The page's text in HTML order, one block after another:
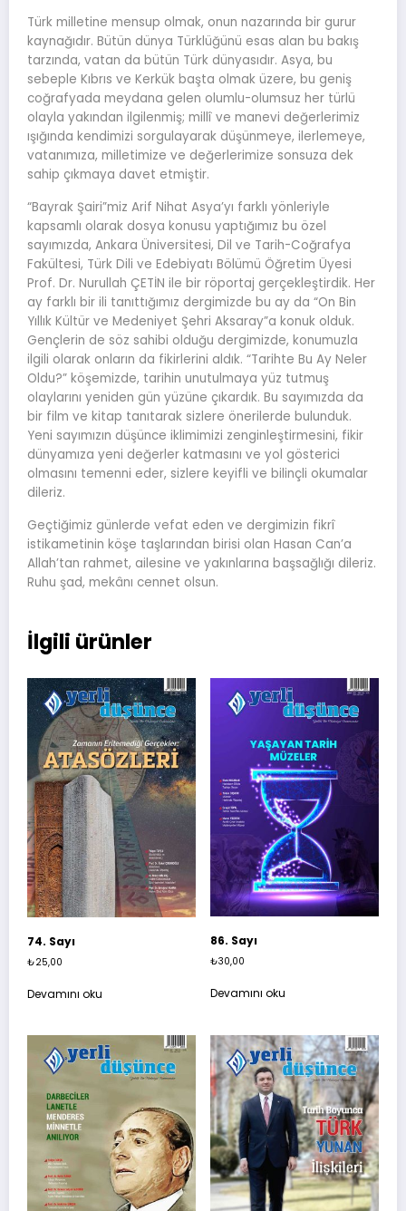
Türk milletine mensup olmak, onun nazarında bir gurur
kaynağıdır. Bütün dünya Türklüğünü esas alan bu bakış
tarzında, vatan da bütün Türk dünyasıdır. Asya, bu
sebeple Kıbrıs ve Kerkük başta olmak üzere, bu geniş
coğrafyada meydana gelen olumlu-olumsuz her türlü
olayla yakından ilgilenmiş; millî ve manevi değerlerimiz
ışığında kendimizi sorgulayarak düşünmeye, ilerlemeye,
vatanımıza, milletimize ve değerlerimize sonsuza dek
sahip çıkmaya davet etmiştir.
“Bayrak Şairi”miz Arif Nihat Asya’yı farklı yönleriyle
kapsamlı olarak dosya konusu yaptığımız bu özel
sayımızda, Ankara Üniversitesi, Dil ve Tarih-Coğrafya
Fakültesi, Türk Dili ve Edebiyatı Bölümü Öğretim Üyesi
Prof. Dr. Nurullah ÇETİN ile bir röportaj gerçekleştirdik. Her
ay farklı bir ili tanıttığımız dergimizde bu ay da “On Bin
Yıllık Kültür ve Medeniyet Şehri Aksaray”a konuk olduk.
Gençlerin de söz sahibi olduğu dergimizde, konumuzla
ilgili olarak onların da fikirlerini aldık. “Tarihte Bu Ay Neler
Oldu?” köşemizde, tarihin unutulmaya yüz tutmuş
olaylarını yeniden gün yüzüne çıkardık. Bu sayımızda da
bir film ve kitap tanıtarak sizlere önerilerde bulunduk.
Yeni sayımızın düşünce iklimimizi zenginleştirmesini, fikir
dünyamıza yeni değerler katmasını ve yol gösterici
olmasını temenni eder, sizlere keyifli ve bilinçli okumalar
dileriz.
Geçtiğimiz günlerde vefat eden ve dergimizin fikrî
istikametinin köşe taşlarından birisi olan Hasan Can’a
Allah’tan rahmet, ailesine ve yakınlarına başsağlığı dileriz.
Ruhu şad, mekânı cennet olsun.
İlgili ürünler
74. Sayı
₺25,00
Devamını oku
86. Sayı
₺30,00
Devamını oku